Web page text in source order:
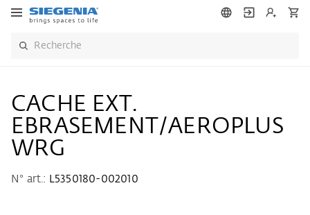
CACHE EXT.
EBRASEMENT/AEROPLUS
WRG
N° art.: L5350180-002010